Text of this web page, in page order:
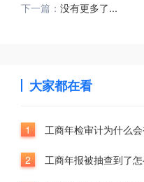
下一篇： 没有更多了...
大家都在看
1 工商年检审计为什么
2 工商年报被抽查到了怎